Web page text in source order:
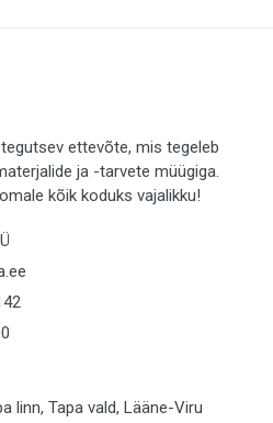
(1025)
ettevõte, mis tegeleb
ja -tarvete müügiga.
kõik koduks vajalikku!
linn, Tapa vald, Lääne-Viru